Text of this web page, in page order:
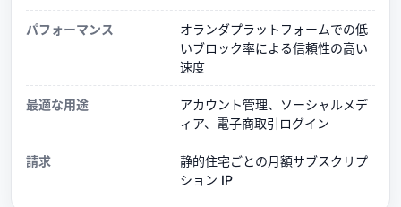
パフォーマンス
オランダプラットフォームでの低
いブロック率による信頼性の高い
速度
最適な用途
アカウント管理、ソーシャルメデ
ィア、電子商取引ログイン
請求
静的住宅ごとの月額サブスクリプ
ション IP